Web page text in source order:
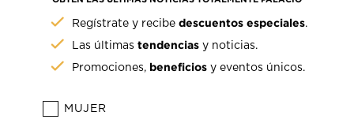
Regístrate y recibedescuentos especiales.
Las últimastendencias y noticias.
Promociones, beneficios y eventos únicos.
MUJER